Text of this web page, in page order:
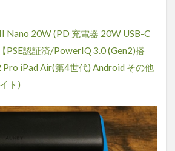
Nano 20W (PD 充電器 20W USB-C
PSE認証済/PowerIQ 3.0 (Gen2)搭
iPad Air(第4世代) Android その他
ト)